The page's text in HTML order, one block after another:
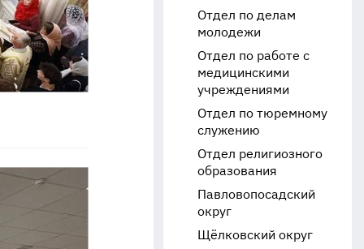
Отдел по делам
молодежи
Отдел по работе с
медицинскими
учреждениями
Отдел по тюремному
служению
Отдел религиозного
образования
Павловопосадский
округ
Щёлковский округ